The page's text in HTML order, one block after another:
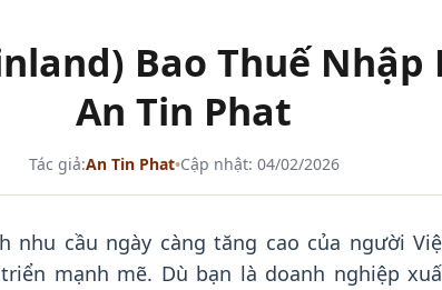
Bao Thuế Nhập
An Tin Phat
Tác giả:An Tin Phat•Cập nhật: 04/02/2026
nhu cầu ngày càng tăng cao của người
mạnh mẽ. Dù bạn là doanh nghiệp